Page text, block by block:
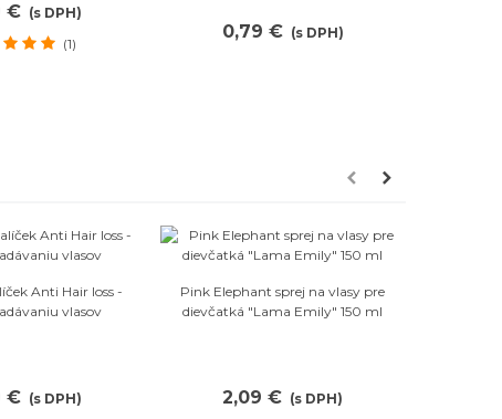
€ (s DPH)
(1)
0,79 € (s DPH)
ObľúbenéAnti Hair loss -
vlasov
€ (s DPH)
Obľúbené
Pink Elephant sprej na vlasy pre
dievčatká "Lama Emily" 150 ml
2,09 € (s DPH)